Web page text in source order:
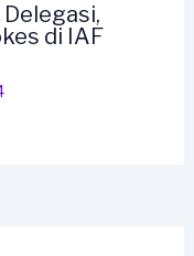
di IAF